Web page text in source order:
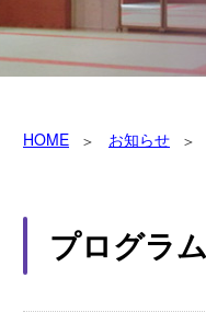
HOME お知らせ
プログラ